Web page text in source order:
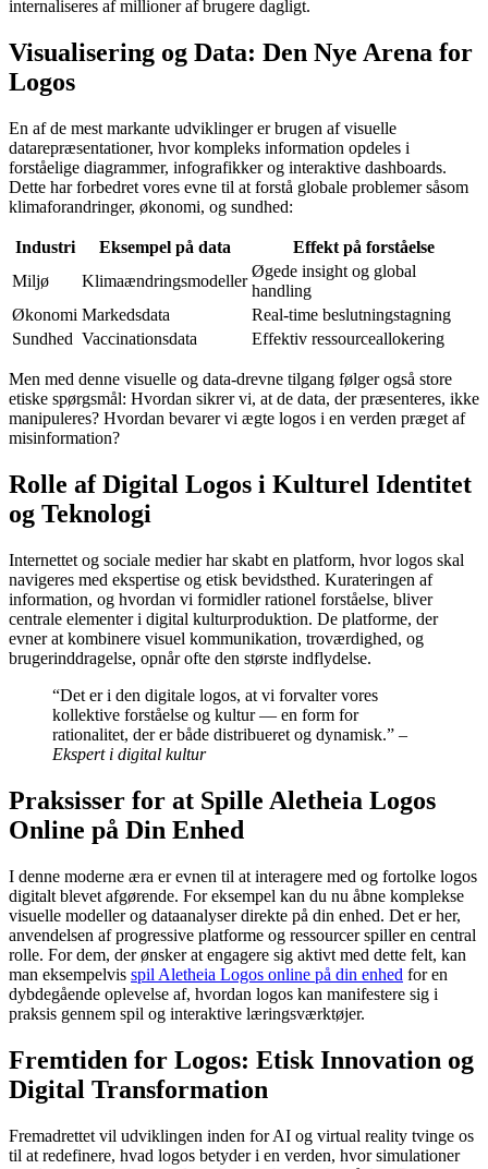
internaliseres af millioner af brugere dagligt.
Visualisering og Data: Den Nye Arena for
Logos
En af de mest markante udviklinger er brugen af visuelle
datarepræsentationer, hvor kompleks information opdeles i
forståelige diagrammer, infografikker og interaktive dashboards.
Dette har forbedret vores evne til at forstå globale problemer såsom
klimaforandringer, økonomi, og sundhed:
Industri Eksempel på data
Effekt på forståelse
Miljø
Klimaændringsmodeller
Øgede insight og global
handling
Økonomi Markedsdata
Real-time beslutningstagning
Sundhed Vaccinationsdata Effektiv ressourceallokering
Men med denne visuelle og data-drevne tilgang følger også store
etiske spørgsmål: Hvordan sikrer vi, at de data, der præsenteres, ikke
manipuleres? Hvordan bevarer vi ægte logos i en verden præget af
misinformation?
Rolle af Digital Logos i Kulturel Identitet
og Teknologi
Internettet og sociale medier har skabt en platform, hvor logos skal
navigeres med ekspertise og etisk bevidsthed. Kurateringen af
information, og hvordan vi formidler rationel forståelse, bliver
centrale elementer i digital kulturproduktion. De platforme, der
evner at kombinere visuel kommunikation, troværdighed, og
brugerinddragelse, opnår ofte den største indflydelse.
“Det er i den digitale logos, at vi forvalter vores
kollektive forståelse og kultur — en form for
rationalitet, der er både distribueret og dynamisk.” –
Ekspert i digital kultur
Praksisser for at Spille Aletheia Logos
Online på Din Enhed
I denne moderne æra er evnen til at interagere med og fortolke logos
digitalt blevet afgørende. For eksempel kan du nu åbne komplekse
visuelle modeller og dataanalyser direkte på din enhed. Det er her,
anvendelsen af progressive platforme og ressourcer spiller en central
rolle. For dem, der ønsker at engagere sig aktivt med dette felt, kan
man eksempelvis spil Aletheia Logos online på din enhed for en
dybdegående oplevelse af, hvordan logos kan manifestere sig i
praksis gennem spil og interaktive læringsværktøjer.
Fremtiden for Logos: Etisk Innovation og
Digital Transformation
Fremadrettet vil udviklingen inden for AI og virtual reality tvinge os
til at redefinere, hvad logos betyder i en verden, hvor simulationer